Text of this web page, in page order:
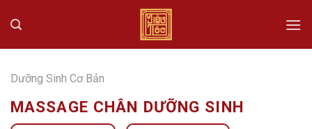
Dưỡng Sinh Cơ Bản
MASSAGE CHÂN DƯỠNG SINH